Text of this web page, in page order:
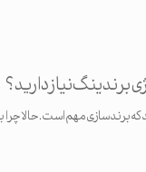
برندینگ نیاز دارید؟
برندسازی مهم است. حالا چرا